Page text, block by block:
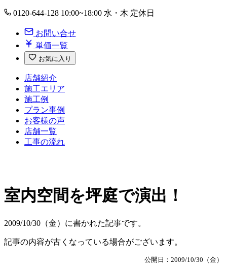
0120-644-128 10:00~18:00 水・木 定休日
お問い合せ
単価一覧
お気に入り
店舗紹介
施工エリア
施工例
プラン事例
お客様の声
店舗一覧
工事の流れ
室内空間を坪庭で演出！
2009/10/30（金）に書かれた記事です。
記事の内容が古くなっている場合がございます。
公開日：2009/10/30（金）